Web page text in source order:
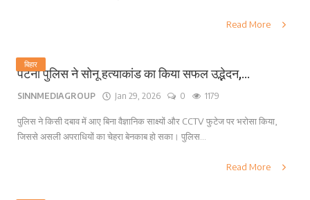
Read More
बिहार
पटना पुलिस ने सोनू हत्याकांड का किया सफल उद्भेदन,...
SINNMEDIAGROUP Jan 29, 2026 0 1179
पुलिस ने किसी दबाव में आए बिना वैज्ञानिक साक्ष्यों और CCTV फुटेज पर भरोसा किया,
जिससे असली अपराधियों का चेहरा बेनकाब हो सका। पुलिस...
Read More